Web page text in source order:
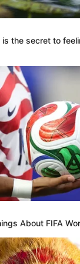
secretario de
disturbios en la
Florian
the secret to
About FIFA